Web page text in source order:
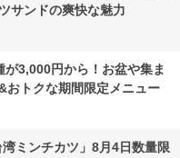
サンドの爽快な魅力
3,000円から！お盆や集ま
おトクな期間限定メニュー
ミンチカツ」8月4日数量限